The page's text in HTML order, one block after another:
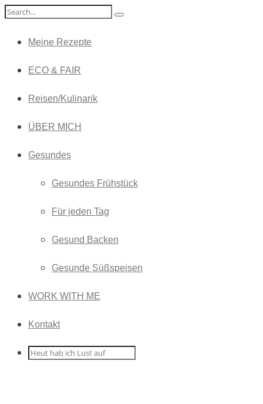
Meine Rezepte
ECO & FAIR
Reisen/Kulinarik
ÜBER MICH
Gesundes
Gesundes Frühstück
Für jeden Tag
Gesund Backen
Gesunde Süßspeisen
WORK WITH ME
Kontakt